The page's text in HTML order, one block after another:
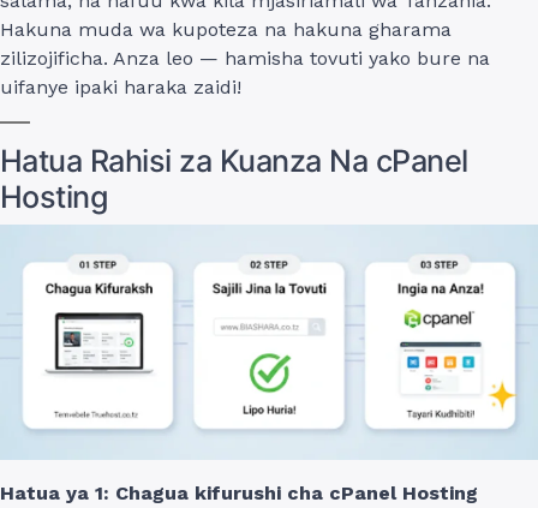
Hakuna muda wa kupoteza na hakuna gharama
zilizojificha. Anza leo — hamisha tovuti yako bure na
uifanye ipaki haraka zaidi!
Hatua Rahisi za Kuanza Na cPanel
Hosting
Hatua ya 1: Chagua kifurushi cha cPanel Hosting